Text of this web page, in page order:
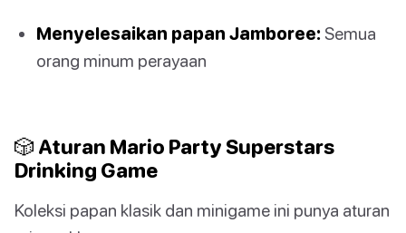
Menyelesaikan papan Jamboree: Semua
orang minum perayaan
🎲 Aturan Mario Party Superstars
Drinking Game
Koleksi papan klasik dan minigame ini punya aturan